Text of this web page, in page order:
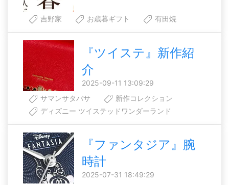
吉野家 お歳暮ギフト 有田焼
『ツイステ』新作紹
介
2025-09-11 13:09:29
サマンサタバサ
新作コレクション
ディズニー ツイステッドワンダーランド
『ファンタジア』腕
時計
2025-07-31 18:49:29